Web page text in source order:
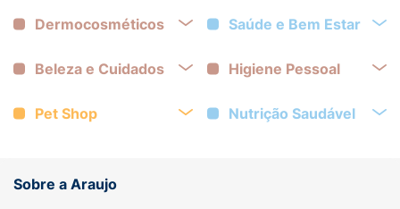
Dermocosméticos Saúde e Bem Estar
Beleza e Cuidados Higiene Pessoal
Pet Shop Nutrição Saudável
Sobre a Araujo